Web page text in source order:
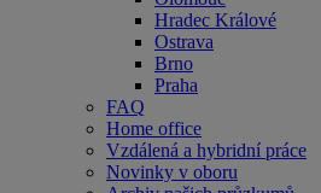
Hradec Králové
Ostrava
Brno
Praha
FAQ
Home office
Vzdálená a hybridní práce
Novinky v oboru